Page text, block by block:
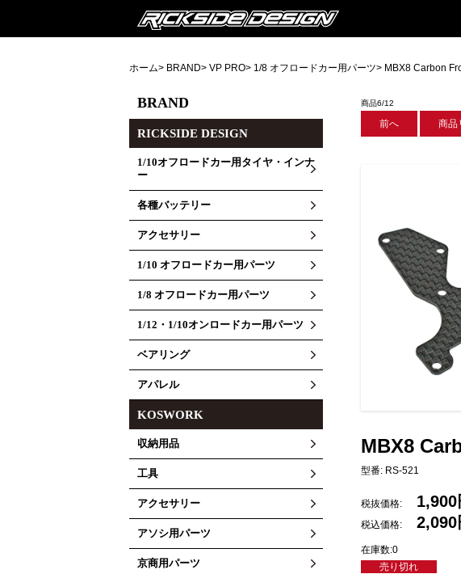
ホーム> BRAND> VP PRO> 1/8 オフロードカー用パーツ> MBX8 Carbon
BRAND
RICKSIDE DESIGN
1/10オフロードカー用タイヤ・インナ
ー
各種バッテリー
アクセサリー
1/10 オフロードカー用パーツ
1/8 オフロードカー用パーツ
1/12・1/10オンロードカー用パーツ
ベアリング
アパレル
KOSWORK
収納用品
工具
アクセサリー
アソシ用パーツ
京商用パーツ
商品6/12
前へ 商品
MBX8
型番: RS-521
税抜価格: 1,900
税込価格: 2,090
在庫数:0
売り切れ